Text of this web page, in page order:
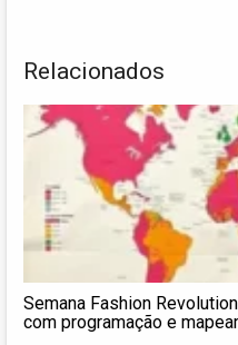
Relacionados
Semana Fashion
com programação e